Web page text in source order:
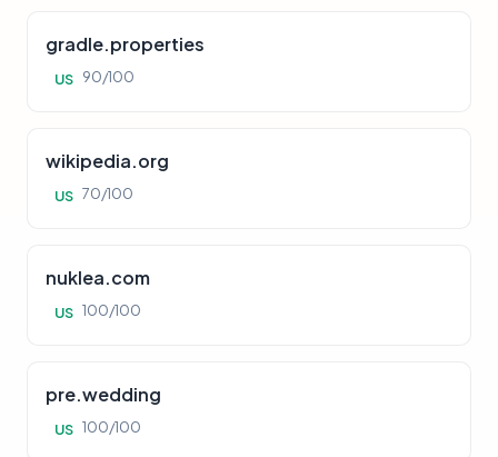
gradle.properties
US 90/100
wikipedia.org
US 70/100
nuklea.com
US 100/100
pre.wedding
US 100/100